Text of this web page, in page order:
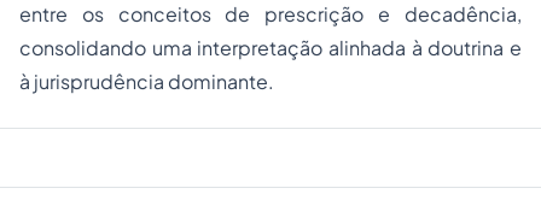
entre os conceitos de prescrição e decadência,
consolidando uma interpretação alinhada à doutrina e
à jurisprudência dominante.